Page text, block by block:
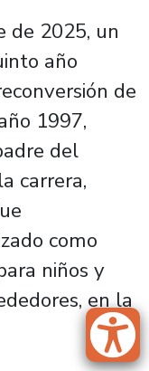
de 2025, un
año
de
1997,
del
carrera,
como
niños y
en la